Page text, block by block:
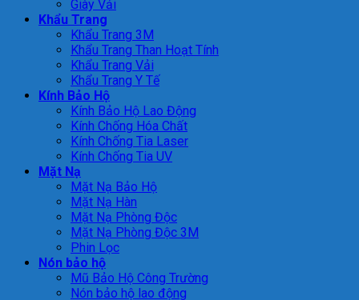
Giày Vải
Khẩu Trang
Khẩu Trang 3M
Khẩu Trang Than Hoạt Tính
Khẩu Trang Vải
Khẩu Trang Y Tế
Kính Bảo Hộ
Kính Bảo Hộ Lao Động
Kính Chống Hóa Chất
Kính Chống Tia Laser
Kính Chống Tia UV
Mặt Nạ
Mặt Nạ Bảo Hộ
Mặt Nạ Hàn
Mặt Nạ Phòng Độc
Mặt Nạ Phòng Độc 3M
Phin Lọc
Nón bảo hộ
Mũ Bảo Hộ Công Trường
Nón bảo hộ lao động